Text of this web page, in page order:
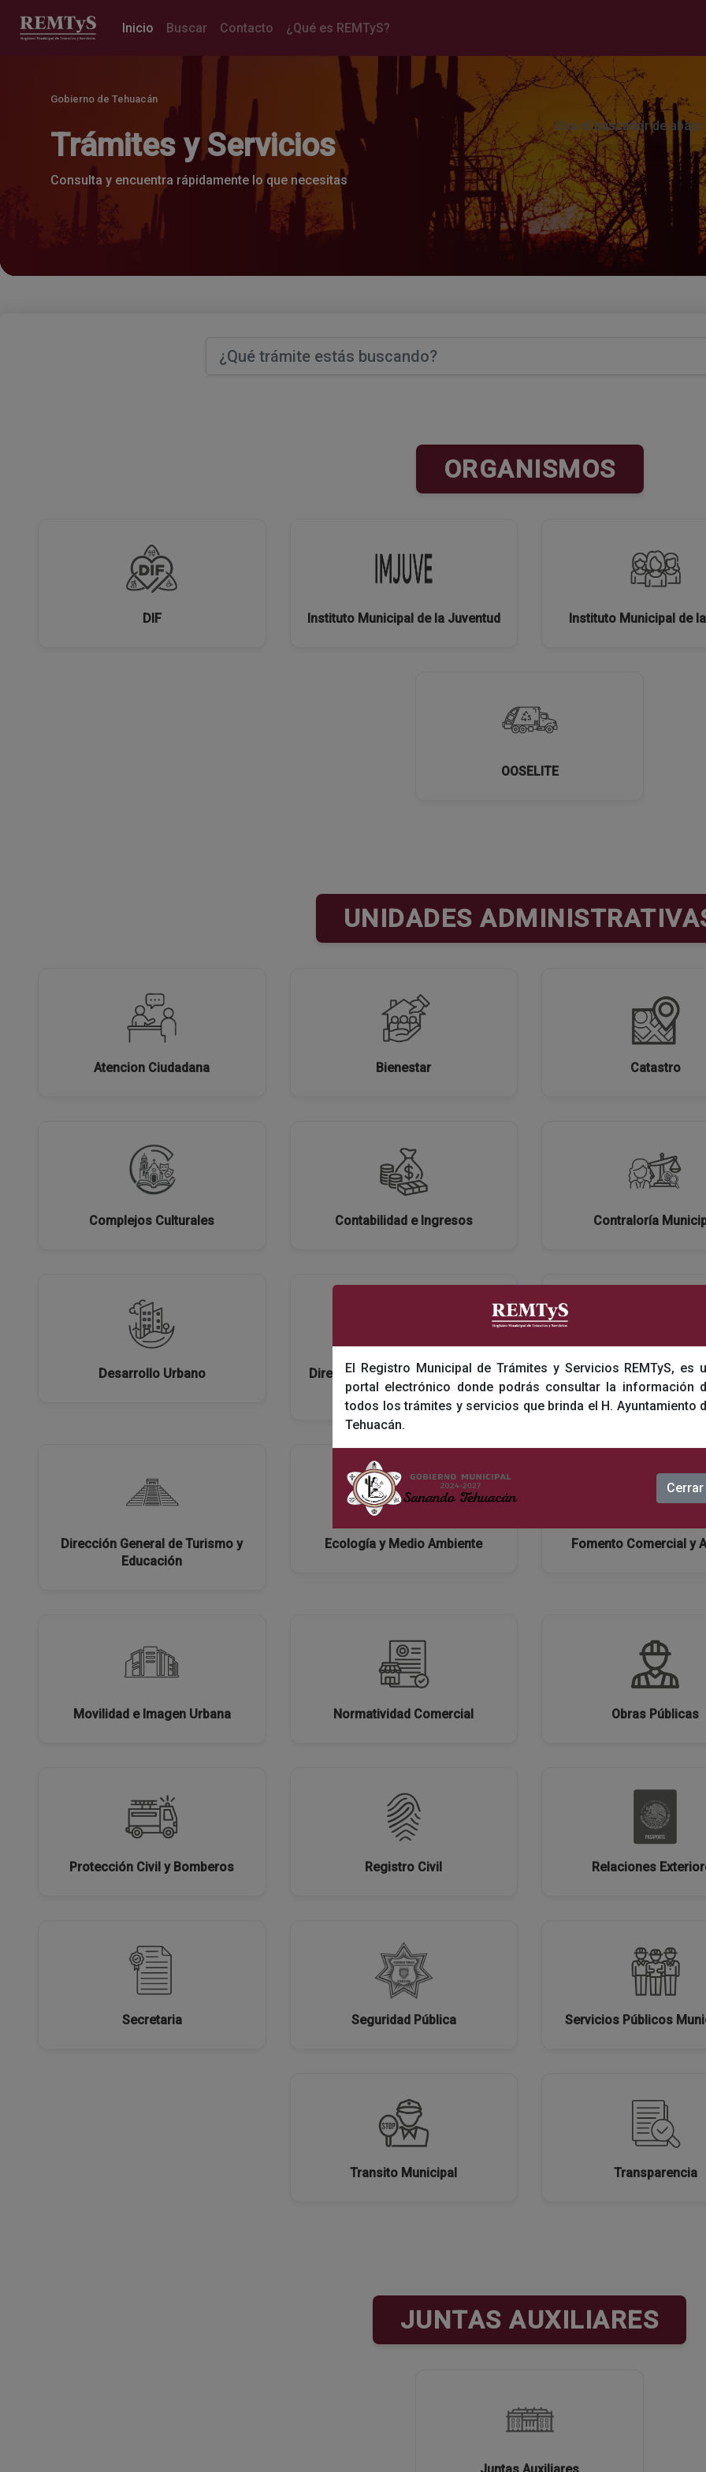
Inicio (current)
Buscar Contacto ¿Qué es REMTyS?
El Registro Municipal de Trámites y Servicios REMTyS, es
portal electrónico donde podrás consultar la información
todos los trámites y servicios que brinda el H. Ayuntamiento
Tehuacán.
Cerrar
Gobierno de Tehuacán
Trámites y Servicios
Consulta y encuentra rápidamente lo que necesitas
ORGANISMOS
DIF Instituto Municipal de la Juventud Instituto Municipal de
OOSELITE
UNIDADES
Atencion Ciudadana Bienestar Catastro
Complejos Culturales Contabilidad e Ingresos Contraloría
Desarrollo Urbano
Dirección General de Bienestar y
Salud
Direccion General de
Sostenible
Dirección General de Turismo y
Educación
Ecología y Medio Ambiente Fomento Comercial y
Movilidad e Imagen Urbana Normatividad Comercial Obras Públicas
Protección Civil y Bomberos Registro Civil Relaciones
Secretaria Seguridad Pública Servicios Públicos
Transito Municipal Transparencia
JUNTAS AUXILIARES